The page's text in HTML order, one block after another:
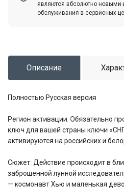
являются абсолютно новыми
обслуживания в сервисных
Описание
Полностью Русская версия
Регион активации: Обязательно
ключ для вашей страны ключи
активируются на российских и
Сюжет: Действие происходит в
заброшенной лунной
— космонавт Хью и маленькая